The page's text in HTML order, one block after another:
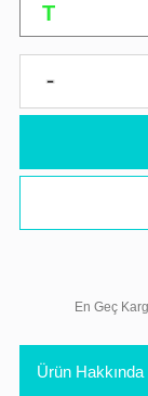
En Geç
Ürün Hakkında